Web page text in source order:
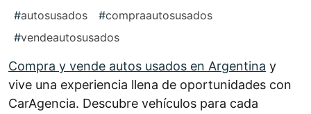
#autosusados #compraautosusados
#vendeautosusados
Compra y vende autos usados en Argentina y
vive una experiencia llena de oportunidades con
CarAgencia. Descubre vehículos para cada